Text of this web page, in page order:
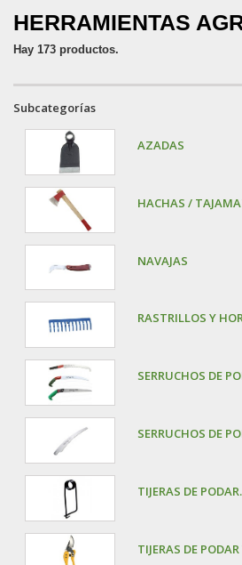
HERRAMIENTAS
Hay 173 productos.
Subcategorías
AZADAS
HACHAS /
NAVAJAS
RASTRILLOS Y
SERRUCHOS DE
SERRUCHOS DE
TIJERAS DE
TIJERAS DE PODAR